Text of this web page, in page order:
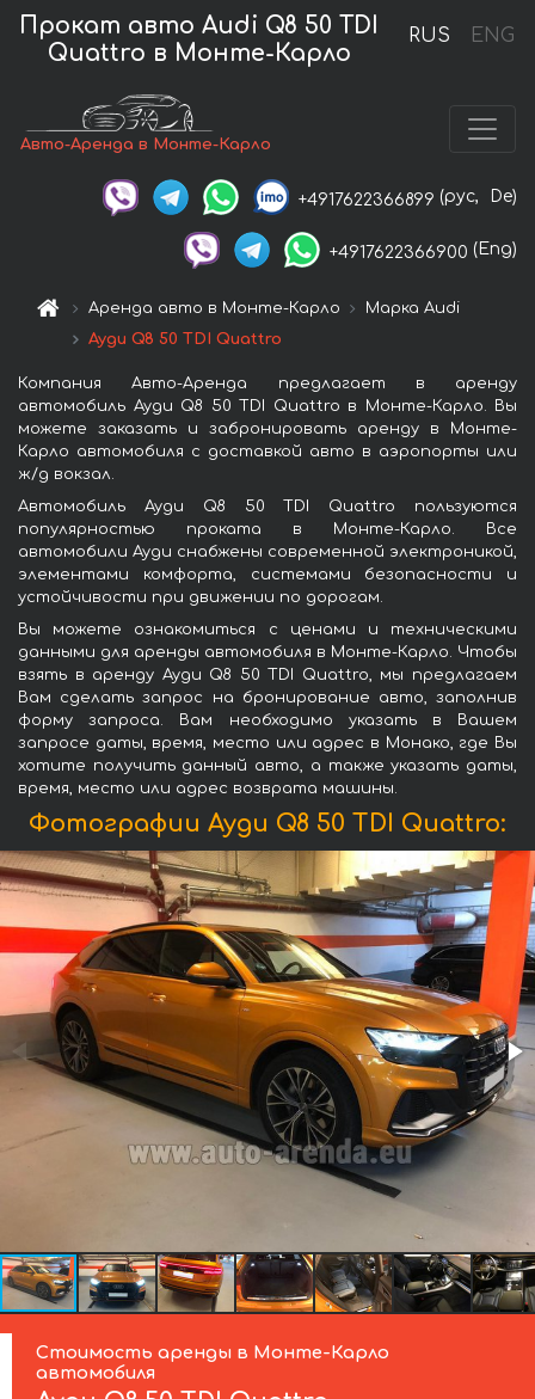
RUS ENG
Прокат авто Audi Q8 50 TDI
Quattro в Монте-Карло
Авто-Аренда в Монте-Карло
+4917622366899 (рус, De)
+4917622366900 (Eng)
Аренда авто в Монте-Карло
Марка Audi
Ауди Q8 50 TDI Quattro
Компания Авто-Аренда предлагает в аренду
автомобиль Ауди Q8 50 TDI Quattro в Монте-Карло. Вы
можете заказать и забронировать аренду в Монте-
Карло автомобиля с доставкой авто в аэропорты или
ж/д вокзал.
Автомобиль Ауди Q8 50 TDI Quattro пользуются
популярностью проката в Монте-Карло. Все
автомобили Ауди снабжены современной электроникой,
элементами комфорта, системами безопасности и
устойчивости при движении по дорогам.
Вы можете ознакомиться с ценами и техническими
данными для аренды автомобиля в Монте-Карло. Чтобы
взять в аренду Ауди Q8 50 TDI Quattro, мы предлагаем
Вам сделать запрос на бронирование авто, заполнив
форму запроса. Вам необходимо указать в Вашем
запросе даты, время, место или адрес в Монако, где Вы
хотите получить данный авто, а также указать даты,
время, место или адрес возврата машины.
Фотографии Ауди Q8 50 TDI Quattro:
Стоимость аренды в Монте-Карло
автомобиля